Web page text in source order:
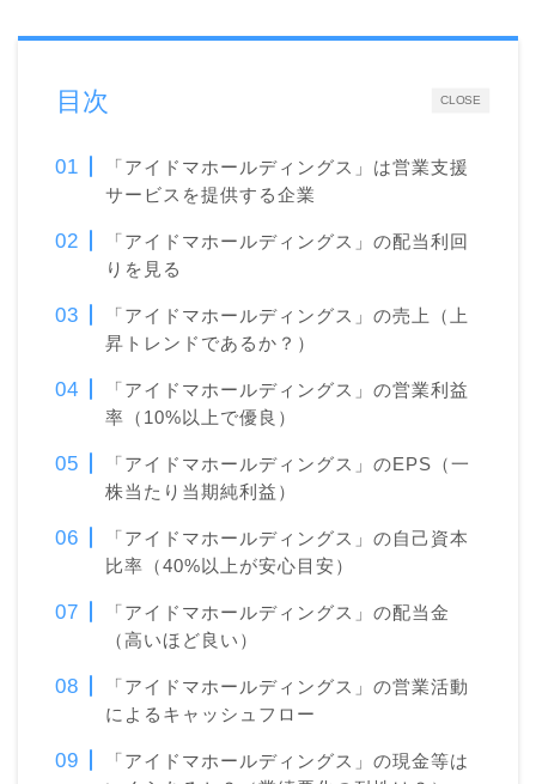
CLOSE
目次
「アイドマホールディングス」は営業支援
サービスを提供する企業
「アイドマホールディングス」の配当利回
りを見る
「アイドマホールディングス」の売上（上
昇トレンドであるか？）
「アイドマホールディングス」の営業利益
率（10%以上で優良）
「アイドマホールディングス」のEPS（一
株当たり当期純利益）
「アイドマホールディングス」の自己資本
比率（40%以上が安心目安）
「アイドマホールディングス」の配当金
（高いほど良い）
「アイドマホールディングス」の営業活動
によるキャッシュフロー
「アイドマホールディングス」の現金等は